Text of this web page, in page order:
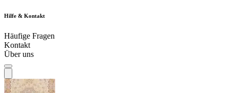
Hilfe & Kontakt
Häufige Fragen
Kontakt
Über uns